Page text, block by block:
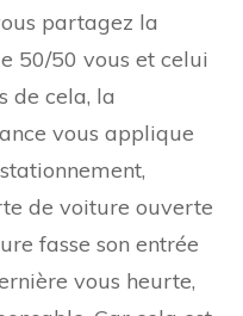
partagez la
50/50 vous et celui
de cela, la
vous applique
de voiture ouverte
fasse son entrée
vous heurte,